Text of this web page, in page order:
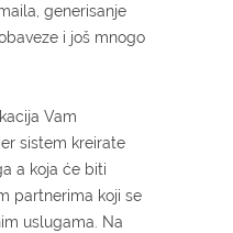
generisanje
i još mnogo
Vam
sistem kreirate
a koja će biti
partnerima koji se
uslugama. Na